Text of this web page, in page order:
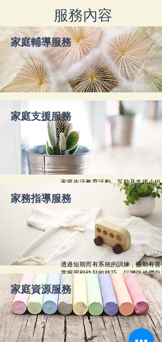
​服務內容
家庭輔導服務
家庭輔導服務：個人及家庭輔導、治
家庭支援服務
家庭生活教育活動、互助及支援小組
​家務指導服務
透過短期而有系統的訓練，協助有需
掌握照顧幼兒的技巧，以增強他們自
家務或獨立處理家事的能力。
家庭資源服務